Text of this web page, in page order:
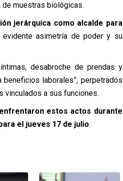
de muestras biológicas.
jerárquica como alcalde para
evidente asimetría de poder y su
desabroche de prendas y
laborales”, perpetrados
vinculados a sus funciones.
enfrentaron estos actos durante
el jueves 17 de julio.